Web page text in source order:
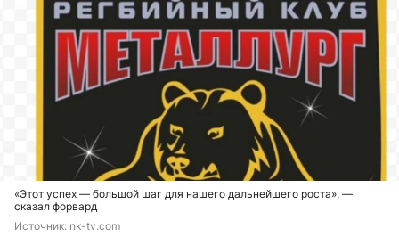
«Этот успех — большой шаг для нашего дальнейшего роста», —
сказал форвард
Источник: nk-tv.com